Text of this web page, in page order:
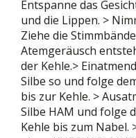
Entspanne das
und die Lippen. >
Ziehe die
Atemgeräusch
der Kehle.>
Silbe so und folge
bis zur Kehle. >
Silbe HAM und folge
Kehle bis zum Nabel.